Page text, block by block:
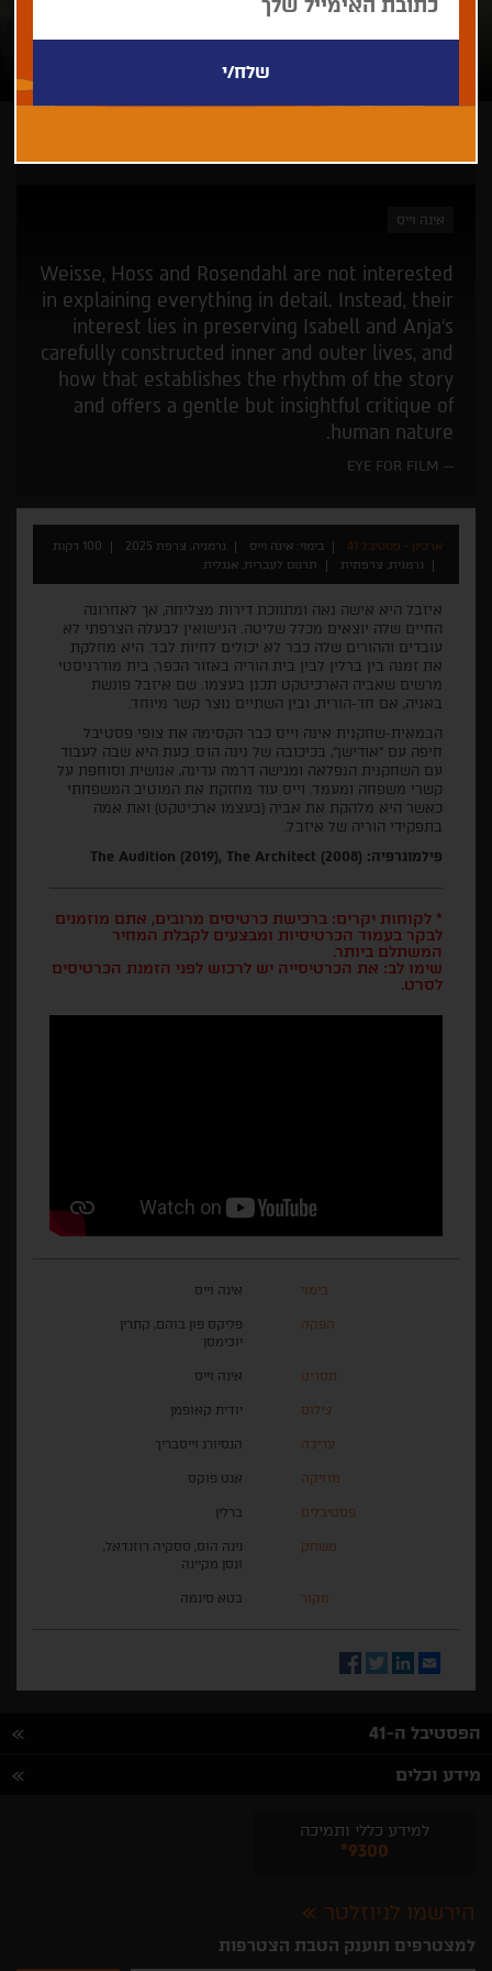
אינה וייס
Weisse, Hoss and Rosendahl are not interested
in explaining everything in detail. Instead, their
interest lies in preserving Isabell and Anja's
carefully constructed inner and outer lives, and
how that establishes the rhythm of the story
and offers a gentle but insightful critique of
human nature.
EYE FOR FILM
ארכיון - פסטיבל 41 בימוי: אינה וייס גרמניה, צרפת 2025
100 דקות
גרמנית, צרפתית
תרגום לעברית, אנגלית
איזבל היא אישה נאה ומתווכת דירות מצליחה, אך לאחרונה
החיים שלה יוצאים מכלל שליטה. הנישואין לבעלה הצרפתי לא
עובדים וההורים שלה כבר לא יכולים לחיות לבד. היא מחלקת
את זמנה בין ברלין לבין בית הוריה באזור הכפר, בית מודרניסטי
מרשים שאביה הארכיטקט תכנן בעצמו. שם איזבל פוגשת
באניה, אם חד-הורית, ובין השתיים נוצר קשר מיוחד.
הבמאית-שחקנית אינה וייס כבר הקסימה את צופי פסטיבל
חיפה עם "אודישן", בכיכובה של נינה הוס. כעת היא שבה לעבוד
עם השחקנית הנפלאה ומגישה דרמה עדינה, אנושית וסוחפת על
קשרי משפחה ומעמד. וייס עוד מחזקת את המוטיב המשפחתי
כאשר היא מלהקת את אביה (בעצמו ארכיטקט) ואת אמה
בתפקידי הוריה של איזבל.
פילמוגרפיה: The Audition (2019), The Architect (2008)
* לקוחות יקרים: ברכישת כרטיסים מרובים, אתם מוזמנים
לבקר בעמוד הכרטיסיות ומבצעים לקבלת המחיר
המשתלם ביותר.
שימו לב: את הכרטיסייה יש לרכוש לפני הזמנת הכרטיסים
לסרט.
בימוי אינה וייס
הפקה
פליקס פון בוהם, קתרין
יוכימסן
תסריט אינה וייס
צילום יודית קאופמן
עריכה הנסיורג וייסבריך
מוזיקה אנט פוקס
פסטיבלים ברלין
משחק
נינה הוס, ססקיה רוזנדאל,
ונסן מקיינה
מקור בטא סינמה
Email
LinkedIn
Twitter
Facebook
הפסטיבל ה-41
מידע וכלים
למידע כללי ותמיכה
*9300
הירשמו לניוזלטר
למצטרפים תוענק הטבת הצטרפות